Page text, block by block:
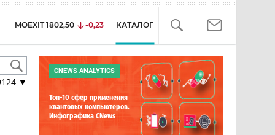
MOEXIT 1802,50 -0,23 КАТАЛОГ
▼
CNEWS ANALYTICS
Топ-10 сфер применения
квантовых компьютеров.
Инфографика CNews